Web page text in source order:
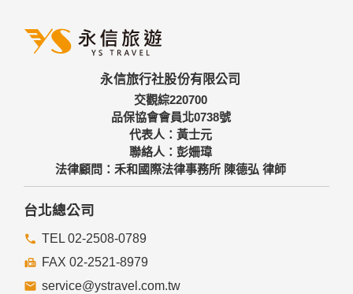
三、資料之保護
備及必要的安全防護措施，加以保護網站及您的個人資料採用
嚴格的保護措施，只由經過授權的人員才能接觸您的個人資
料，相關處理人員皆簽有保密合約，如有違反保密義務者，將
會受到相關的法律處分。
如因業務需要有必要委託其他單位提供服務時，本網站亦會嚴
格要求其遵守保密義務，並且採取必要檢查程序以確定其將確
實遵守。
四、網站對外的相關連結
提供的連結，點選進入其他網站。但該連結網站不適用本網站
的隱私權保護政策，您必須參考該連結網站中的隱私權保護政
策。
永信旅行社股份有限公司
交觀綜220700
品保協會會員北0738號
代表人：黃士元
聯絡人：彭姍瑋
法律顧問：禾和國際法律事務所 陳德弘 律師
台北總公司
TEL 02-2508-0789
FAX 02-2521-8979
service@ystravel.com.tw